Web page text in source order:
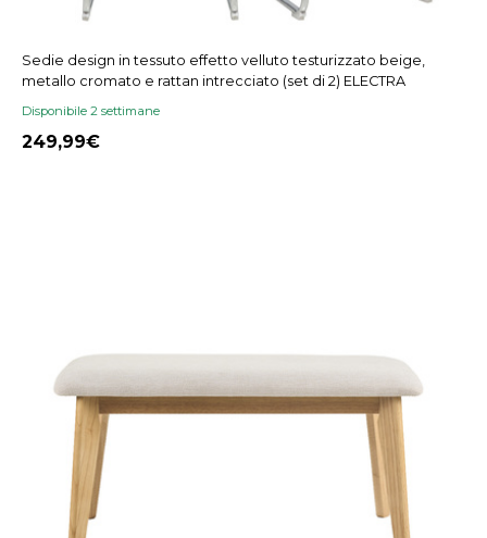
Sedie design in tessuto effetto velluto testurizzato beige,
metallo cromato e rattan intrecciato (set di 2) ELECTRA
Disponibile 2 settimane
249,99